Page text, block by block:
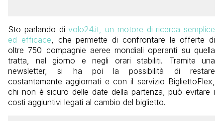
Sto parlando divolo24.it, un motore di ricerca semplice
ed efficace, che permette di confrontare le offerte di
oltre 750 compagnie aeree mondiali operanti su quella
tratta, nel giorno e negli orari stabiliti. Tramite una
newsletter, si ha poi la possibilità di restare
costantemente aggiornati e con il servizio BigliettoFlex,
chi non è sicuro delle date della partenza, può evitare i
costi aggiuntivi legati al cambio del biglietto.